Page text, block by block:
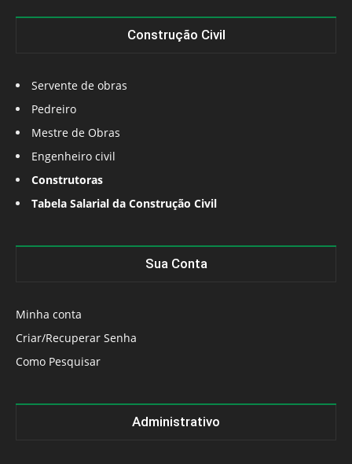
Construção Civil
Servente de obras
Pedreiro
Mestre de Obras
Engenheiro civil
Construtoras
Tabela Salarial da Construção Civil
Sua Conta
Minha conta
Criar/Recuperar Senha
Como Pesquisar
Administrativo